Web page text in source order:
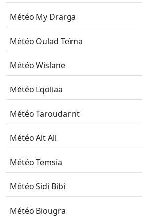
Météo My Drarga
Météo Oulad Teïma
Météo Wislane
Météo Lqoliaa
Météo Taroudannt
Météo Ait Ali
Météo Temsia
Météo Sidi Bibi
Météo Biougra